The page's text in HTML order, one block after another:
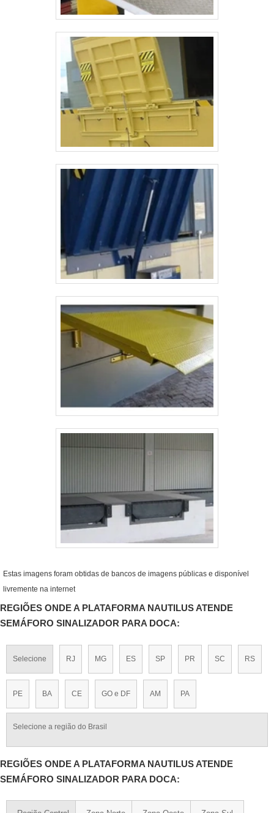
opções disponibilizadas, como rampa
expositora modelo reforçado e gangorra com
soluções inovadoras e qualidade.Para uma
maior satisfação dos clientes, a empresa
busca investir nos melhores profissionais do
mercado e em instalações modernas,
garantindo assim, a sua confiança e boa
cotação no mercado. A TDAÇO é uma
empresa que tem se destacado no segmento
pela idoneidade em tudo que faz, onde fecha
cada cliente.
Estas imagens foram obtidas de bancos de imagens públicas e disponível
livremente na internet
REGIÕES ONDE A PLATAFORMA NAUTILUS ATENDE
SEMÁFORO SINALIZADOR PARA DOCA:
Selecione RJ MG ES SP PR SC RS
PE BA CE GO e DF AM PA
Selecione a região do Brasil
REGIÕES ONDE A PLATAFORMA NAUTILUS ATENDE
SEMÁFORO SINALIZADOR PARA DOCA: